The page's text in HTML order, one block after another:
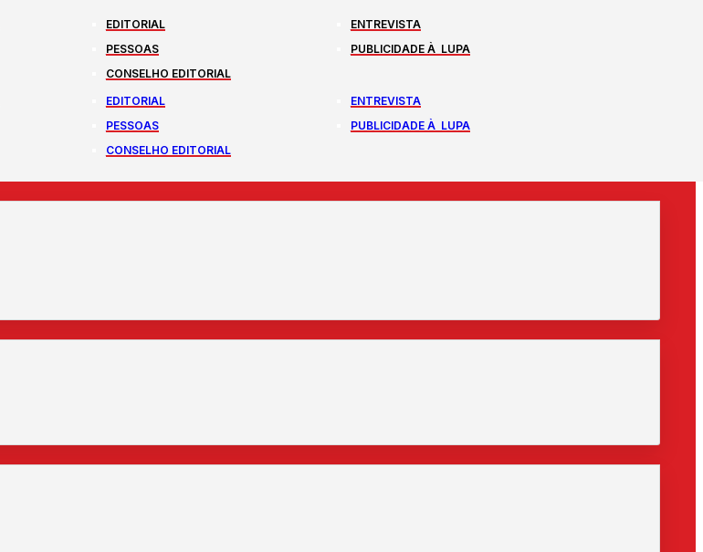
EDITORIAL
ENTREVISTA
PESSOAS
PUBLICIDADE À LUPA
CONSELHO EDITORIAL
EDITORIAL
ENTREVISTA
PESSOAS
PUBLICIDADE À LUPA
CONSELHO EDITORIAL